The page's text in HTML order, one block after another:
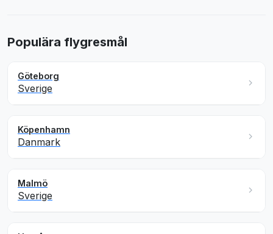
Populära flygresmål
Göteborg
Sverige
Köpenhamn
Danmark
Malmö
Sverige